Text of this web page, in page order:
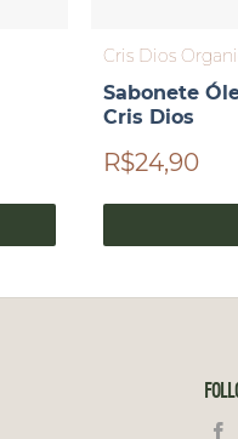
Cris Dios
Sabonete
Cris Dios
R$24,90